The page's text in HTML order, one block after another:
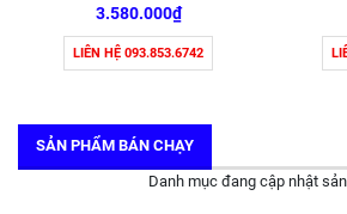
3.580.000₫
LIÊN HỆ 093.853.6742
SẢN PHẨM BÁN CHẠY
Danh mục đang cập nhật